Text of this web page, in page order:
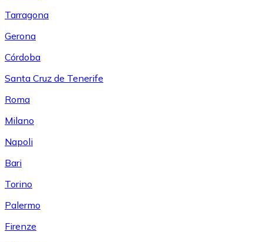
Tarragona
Gerona
Córdoba
Santa Cruz de Tenerife
Roma
Milano
Napoli
Bari
Torino
Palermo
Firenze